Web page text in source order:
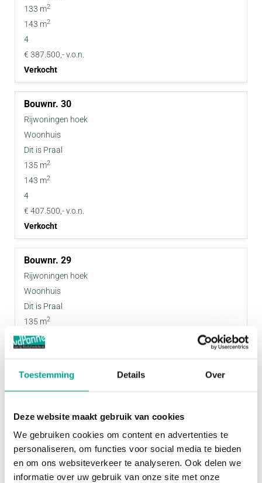
Toestemming Details Over
Deze website maakt gebruik van cookies
We gebruiken cookies om content en advertenties te
personaliseren, om functies voor social media te bieden
en om ons websiteverkeer te analyseren. Ook delen we
informatie over uw gebruik van onze site met onze
133 m2
143 m2
4
€ 387.500,- v.o.n.
Verkocht
30
Rijwoningen hoek
Woonhuis
Dit is Praal
135 m2
143 m2
4
€ 407.500,- v.o.n.
Verkocht
29
Rijwoningen hoek
Woonhuis
Dit is Praal
135 m2
143 m
4
26
Rijwoningen hoek
Woonhuis
Dit is Praal
133 m2